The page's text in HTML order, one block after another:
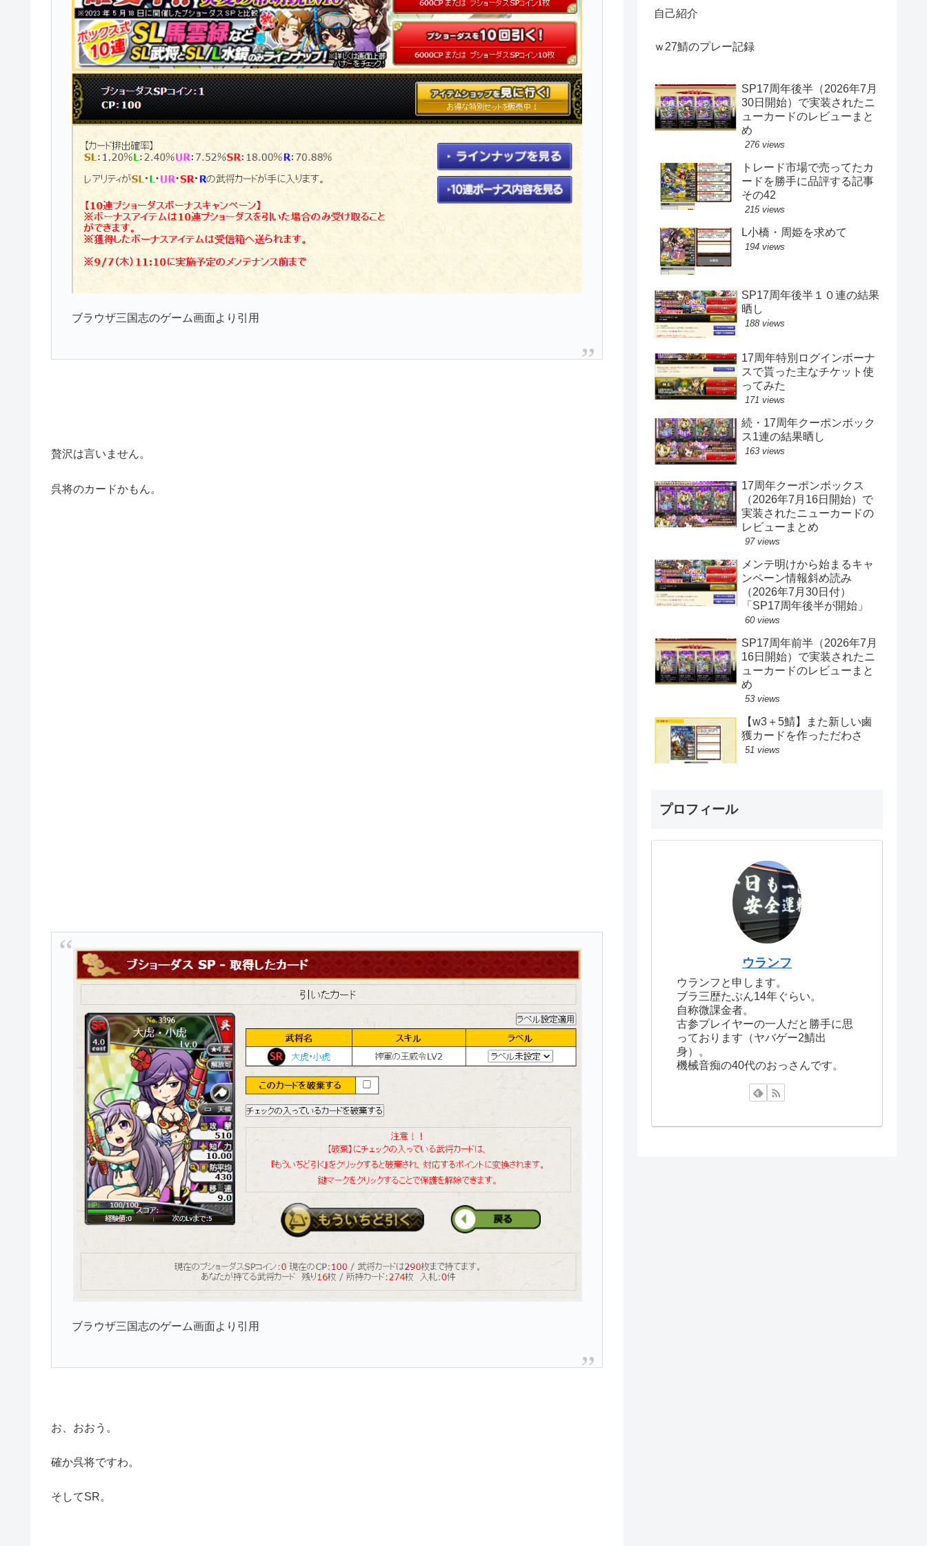
ブラウザ三国志のゲーム画面より引用
贅沢は言いません。
呉将のカードかもん。
ブラウザ三国志のゲーム画面より引用
お、おおう。
確か呉将ですわ。
そしてSR。
自己紹介
ｗ27鯖のプレー記録
SP17周年後半（2026年7月
30日開始）で実装されたニ
ューカードのレビューまと
め
276 views
トレード市場で売ってたカ
ードを勝手に品評する記事
その42
215 views
L小橋・周姫を求めて
194 views
SP17周年後半１０連の結果
晒し
188 views
17周年特別ログインボーナ
スで貰った主なチケット使
ってみた
171 views
続・17周年クーポンボック
ス1連の結果晒し
163 views
17周年クーポンボックス
（2026年7月16日開始）で
実装されたニューカードの
レビューまとめ
97 views
メンテ明けから始まるキャ
ンペーン情報斜め読み
（2026年7月30日付）
「SP17周年後半が開始」
60 views
SP17周年前半（2026年7月
16日開始）で実装されたニ
ューカードのレビューまと
め
53 views
【w3＋5鯖】また新しい鹵
獲カードを作っただわさ
51 views
プロフィール
ウランフ
ウランフと申します。
ブラ三歴たぶん14年ぐらい。
自称微課金者。
古参プレイヤーの一人だと勝手に思
っております（ヤバゲー2鯖出
身）。
機械音痴の40代のおっさんです。